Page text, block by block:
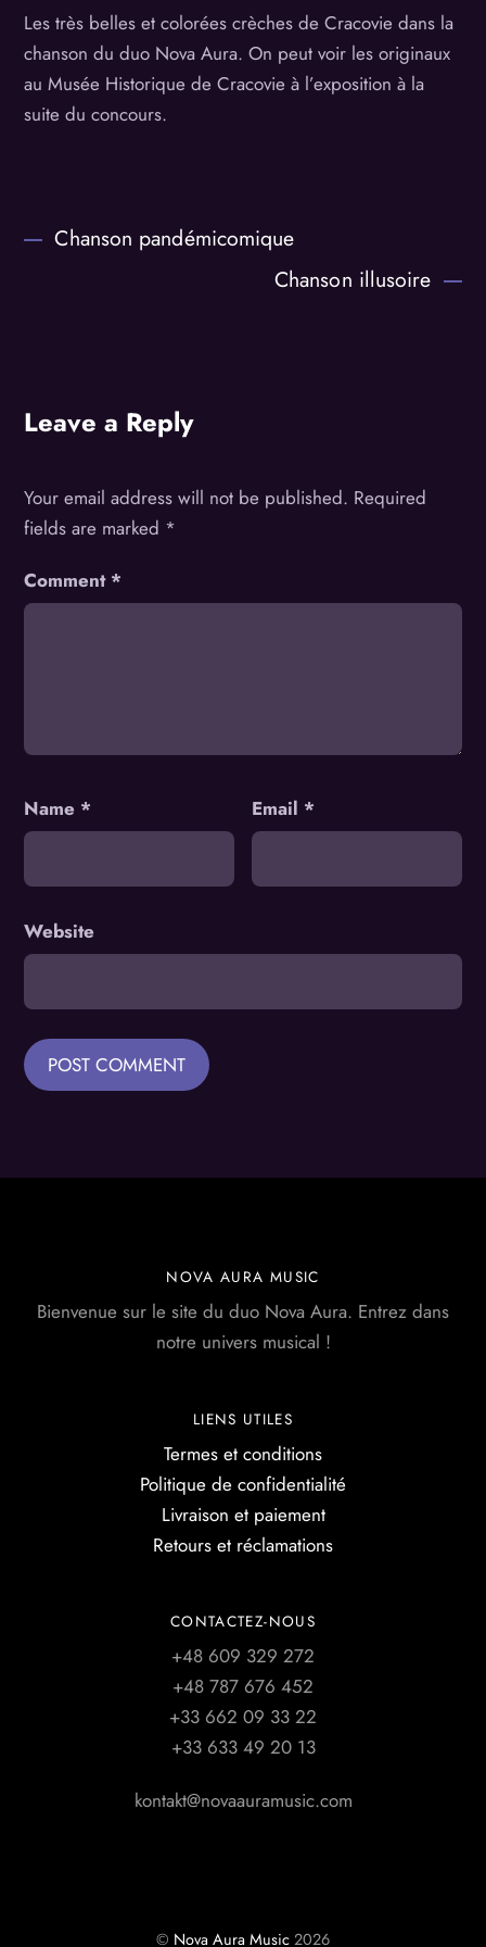
Les très belles et colorées crèches de Cracovie dans la
chanson du duo Nova Aura. On peut voir les originaux
au Musée Historique de Cracovie à l’exposition à la
suite du concours.
Chanson pandémicomique
Chanson illusoire
Leave a Reply
Your email address will not be published. Required
fields are marked *
Comment *
Name * Email *
Website
NOVA AURA MUSIC
Bienvenue sur le site du duo Nova Aura. Entrez dans
notre univers musical !
LIENS UTILES
Termes et conditions
Politique de confidentialité
Livraison et paiement
Retours et réclamations
CONTACTEZ-NOUS
+48 609 329 272
+48 787 676 452
+33 662 09 33 22
+33 633 49 20 13
kontakt@novaauramusic.com
© Nova Aura Music 2026